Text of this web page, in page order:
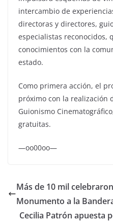
intercambio de
directoras y directores,
especialistas reconocidos,
conocimientos con la
estado.
Como primera acción, el
próximo con la realización
Guionismo
gratuitas.
—oo00oo—
Más de 10 mil
Monumento a la
Cecilia Patrón apuesta